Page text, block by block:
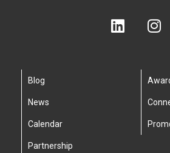
Blog
News
Calendar
Partnership